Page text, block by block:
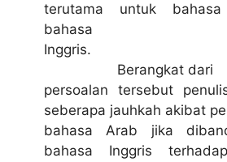
terutama untuk
bahasa
Inggris.
Berangkat dari
persoalan tersebut
seberapa jauhkah akibat
bahasa Arab jika
bahasa Inggris